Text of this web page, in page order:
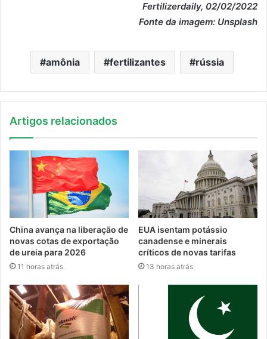
Fertilizerdaily, 02/02/2022
Fonte da imagem: Unsplash
amônia fertilizantes rússia
Artigos relacionados
China avança na liberação de
novas cotas de exportação
de ureia para 2026
11 horas atrás
EUA isentam potássio
canadense e minerais
críticos de novas tarifas
13 horas atrás